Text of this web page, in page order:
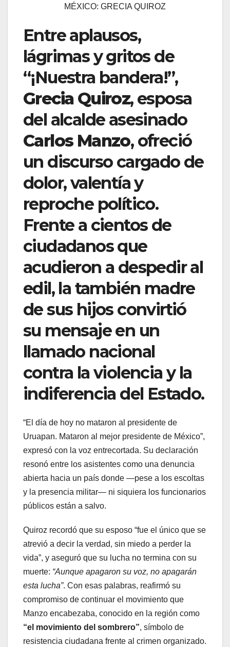
MÉXICO: GRECIA QUIROZ
Entre aplausos,
lágrimas y gritos de
“¡Nuestra bandera!”,
Grecia Quiroz, esposa
del alcalde asesinado
Carlos Manzo, ofreció
un discurso cargado de
dolor, valentía y
reproche político.
Frente a cientos de
ciudadanos que
acudieron a despedir al
edil, la también madre
de sus hijos convirtió
su mensaje en un
llamado nacional
contra la violencia y la
indiferencia del Estado.
“El día de hoy no mataron al presidente de
Uruapan. Mataron al mejor presidente de México”,
expresó con la voz entrecortada. Su declaración
resonó entre los asistentes como una denuncia
abierta hacia un país donde —pese a los escoltas
y la presencia militar— ni siquiera los funcionarios
públicos están a salvo.
Quiroz recordó que su esposo “fue el único que se
atrevió a decir la verdad, sin miedo a perder la
vida”, y aseguró que su lucha no termina con su
muerte: “Aunque apagaron su voz, no apagarán
esta lucha”. Con esas palabras, reafirmó su
compromiso de continuar el movimiento que
Manzo encabezaba, conocido en la región como
“el movimiento del sombrero”, símbolo de
resistencia ciudadana frente al crimen organizado.